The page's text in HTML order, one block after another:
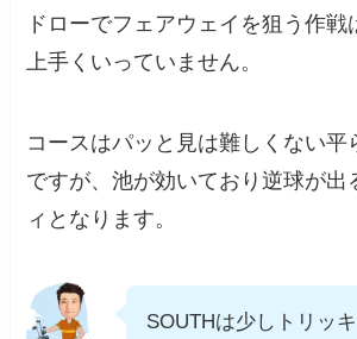
ドローでフェアウェイを狙う作戦
上手くいっていません。
コースはパッと見は難しくない平
ですが、池が効いており逆球が出
ィとなります。
SOUTHは少しトリッ